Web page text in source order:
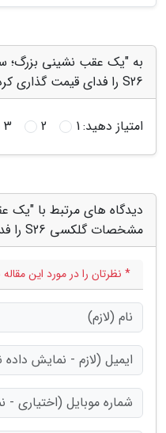
به "یک عقب نشینی
S26 را فدای قیمت گذاری کرد" امتیاز دهید
امتیاز دهید:1
2
3
دیدگاه های مرتبط با
مشخصات گلکسی S26 را فدای قیمت گذاری کرد"
* نظرتان را در مورد این مقاله